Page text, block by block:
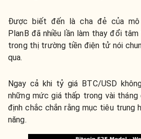
Được biết đến là cha đẻ của mô
PlanB đã nhiều lần làm thay đổi
trong thị trường tiền điện tử nói
qua.
Ngay cả khi tỷ giá BTC/USD
những mức giá thấp trong vài tháng
định chắc chắn rằng mục tiêu trung
năng.